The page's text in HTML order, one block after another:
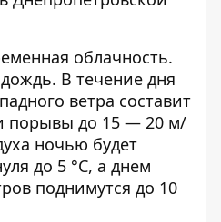
облачность.
В течение дня
ветра составит
порывы до 15 — 20 м/
ночью будет
до 5 °С, а днем
поднимутся до 10